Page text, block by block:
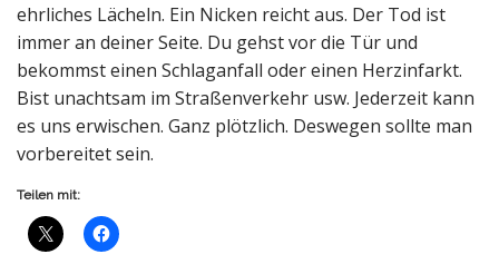
ehrliches Lächeln. Ein Nicken reicht aus. Der Tod ist
immer an deiner Seite. Du gehst vor die Tür und
bekommst einen Schlaganfall oder einen Herzinfarkt.
Bist unachtsam im Straßenverkehr usw. Jederzeit kann
es uns erwischen. Ganz plötzlich. Deswegen sollte man
vorbereitet sein.
Teilen mit: